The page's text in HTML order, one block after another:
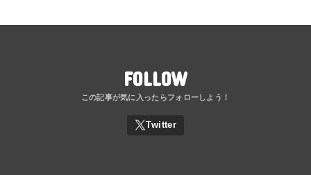
FOLLOW